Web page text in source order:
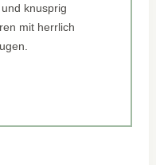
knusprig
mit herrlich